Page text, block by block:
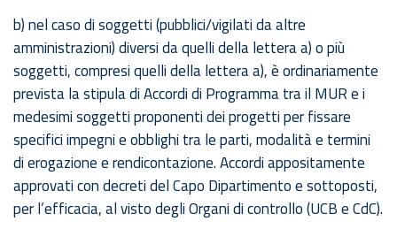
b) nel caso di soggetti (pubblici/vigilati da altre
amministrazioni) diversi da quelli della lettera a) o più
soggetti, compresi quelli della lettera a), è ordinariamente
prevista la stipula di Accordi di Programma tra il MUR e i
medesimi soggetti proponenti dei progetti per fissare
specifici impegni e obblighi tra le parti, modalità e termini
di erogazione e rendicontazione. Accordi appositamente
approvati con decreti del Capo Dipartimento e sottoposti,
per l’efficacia, al visto degli Organi di controllo (UCB e CdC).